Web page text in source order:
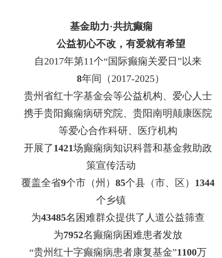
基金助力·共抗癫痫
公益初心不改，有爱就有希望
自2017年第11个“国际癫痫关爱日”以来
8年间（2017-2025）
贵州省红十字基金会等公益机构、爱心人士
携手贵阳癫痫病研究院、贵阳南明颠康医院
等爱心合作科研、医疗机构
开展了1421场癫痫病知识科普和基金救助政
策宣传活动
覆盖全省9个市（州） 85个县（市、区） 1344
个乡镇
为43485名困难群众提供了人道公益筛查
为7952名癫痫病困难患者发放
“贵州红十字癫痫病患者康复基金”1100万